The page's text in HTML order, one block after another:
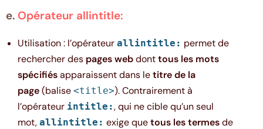
e. Opérateur allintitle:
Utilisation : l’opérateur allintitle: permet de
rechercher des pages webdonttous les mots
spécifiésapparaissent dans letitre de la
page(balise <title>). Contrairement à
l’opérateur intitle:, qui ne cible qu’un seul
mot, allintitle: exige quetous les termesde